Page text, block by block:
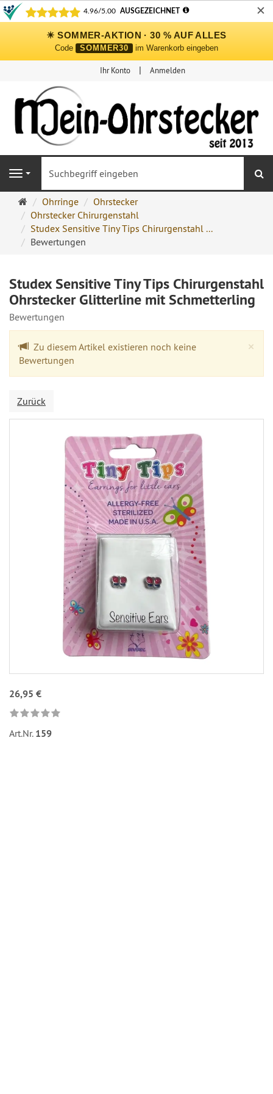
✕
☀ SOMMER-AKTION · 30 % AUF ALLES
Code SOMMER30 im Warenkorb eingeben
Ihr Konto Anmelden
Navigation
Ohrringe
Ohrstecker
Onlineshop
Ohrringe
Ohrstecker
Ohrstecker Chirurgenstahl
Studex Sensitive Tiny Tips Chirurgenstahl ...
Bewertungen
Studex Sensitive Tiny Tips Chirurgenstahl
Ohrstecker Glitterline mit Schmetterling
Bewertungen
×
Zu diesem Artikel existieren noch keine
Bewertungen
Zurück
26,95 €
Art.Nr. 159